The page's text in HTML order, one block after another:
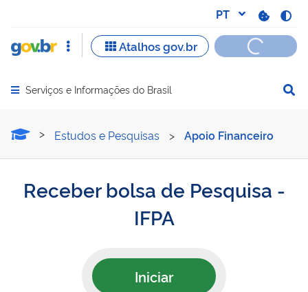
Abrir menu principal de navegação
Serviços e Informações do Brasil
Receber bolsa de
Estudos e Pesquisas > Apoio Financeiro
Receber bolsa de Pesquisa -
IFPA
Iniciar